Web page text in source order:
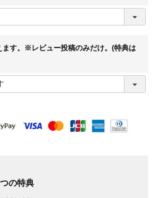
ます。※レビュー投稿のみだけ。(特典は
の特典